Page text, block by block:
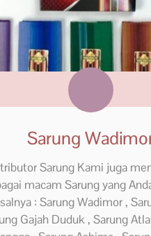
Sarung
Sarung Kami juga
macam Sarung yang
: Sarung Wadimor ,
Gajah Duduk , Sarung